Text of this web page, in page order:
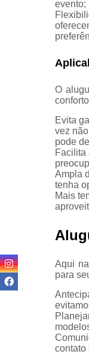
evento;
O
Evita
vez
pode
Facilita
Ampla
tenha
Mais
Aqui
para
contato